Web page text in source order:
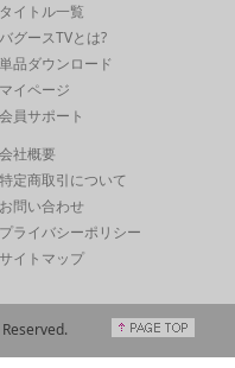
タイトル一覧
バグースTVとは?
単品ダウンロード
マイページ
会員サポート
会社概要
特定商取引について
お問い合わせ
プライバシーポリシー
サイトマップ